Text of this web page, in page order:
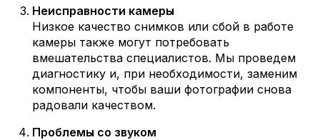
Неисправности камеры
Низкое качество снимков или сбой в работе
камеры также могут потребовать
вмешательства специалистов. Мы проведем
диагностику и, при необходимости, заменим
компоненты, чтобы ваши фотографии снова
радовали качеством.
Проблемы со звуком